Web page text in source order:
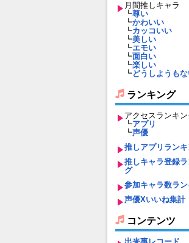
月間推しキャラ
┗尊い
┗かわいい
┗カッコいい
┗美しい
┗エモい
┗面白い
┗楽しい
┗どうしようも
ランキング
アクセスランキ
┗アプリ
┗声優
推しアプリラン
推しキャラ登録
グ
参加キャラ数ラ
声優Xいいね集計
コンテンツ